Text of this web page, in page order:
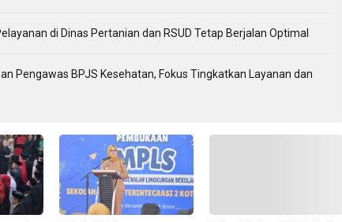
di Dinas Pertanian dan RSUD Tetap Berjalan Optimal
Pengawas BPJS Kesehatan, Fokus Tingkatkan Layanan dan